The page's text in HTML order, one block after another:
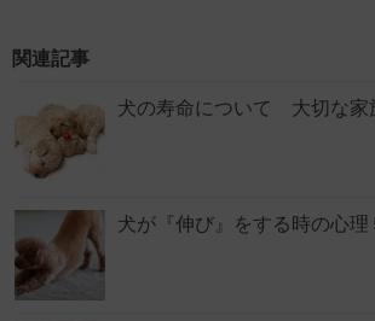
関連記事
犬の寿命について 大切な家
犬が『伸び』をする時の心理